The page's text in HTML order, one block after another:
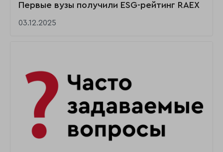
Первые вузы получили ESG-рейтинг RAEX
03.12.2025